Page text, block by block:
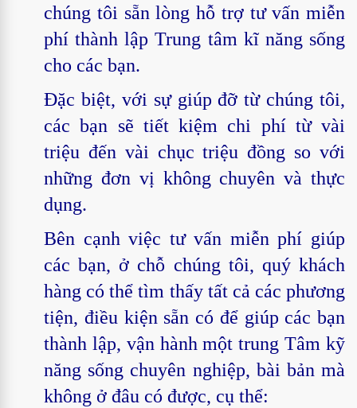
chúng tôi sẵn lòng hỗ trợ tư vấn miễn
phí thành lập Trung tâm kĩ năng sống
cho các bạn.
Đặc biệt, với sự giúp đỡ từ chúng tôi,
các bạn sẽ tiết kiệm chi phí từ vài
triệu đến vài chục triệu đồng so với
những đơn vị không chuyên và thực
dụng.
Bên cạnh việc tư vấn miễn phí giúp
các bạn, ở chỗ chúng tôi, quý khách
hàng có thể tìm thấy tất cả các phương
tiện, điều kiện sẵn có để giúp các bạn
thành lập, vận hành một trung Tâm kỹ
năng sống chuyên nghiệp, bài bản mà
không ở đâu có được, cụ thể: